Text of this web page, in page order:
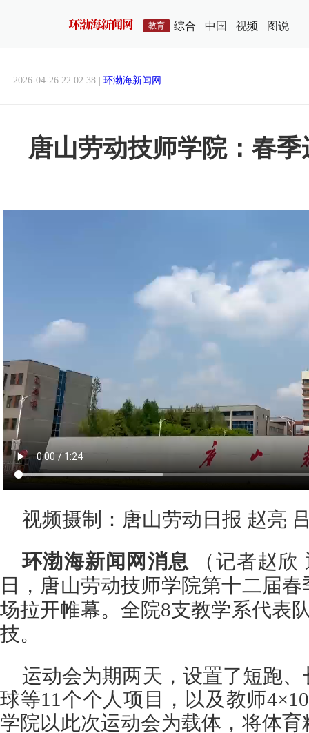
教育 综合 中国 视频 图说
2026-04-26 22:02:38 | 环渤海新闻网
唐山劳动技师学院：春
视频摄制：唐山劳动日报 赵亮
环渤海新闻网消息 （记者赵欣
日，唐山劳动技师学院第十二届
场拉开帷幕。全院8支教学系代表
技。
运动会为期两天，设置了短跑
球等11个个人项目，以及教师
学院以此次运动会为载体，将体